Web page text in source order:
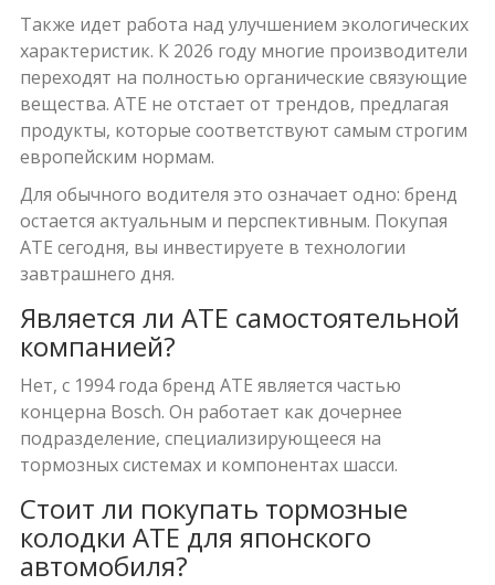
Также идет работа над улучшением экологических
характеристик. К 2026 году многие производители
переходят на полностью органические связующие
вещества. ATE не отстает от трендов, предлагая
продукты, которые соответствуют самым строгим
европейским нормам.
Для обычного водителя это означает одно: бренд
остается актуальным и перспективным. Покупая
ATE сегодня, вы инвестируете в технологии
завтрашнего дня.
Является ли ATE самостоятельной
компанией?
Нет, с 1994 года бренд ATE является частью
концерна Bosch. Он работает как дочернее
подразделение, специализирующееся на
тормозных системах и компонентах шасси.
Стоит ли покупать тормозные
колодки ATE для японского
автомобиля?